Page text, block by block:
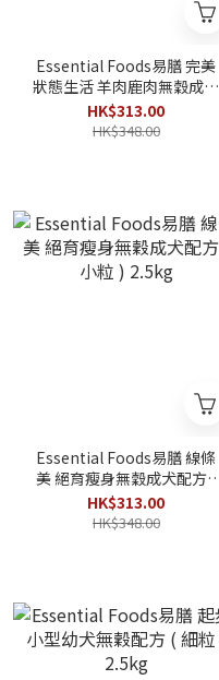
Essential Foods易膳 完美
狀態生活 羊肉鹿肉無穀成犬
配方 ( 細粒 ) 2.5kg
HK$313.00
HK$348.00
Essential Foods易膳 線條
美 絕育瘦身無穀成犬配方 (
小粒 ) 2.5kg
HK$313.00
HK$348.00